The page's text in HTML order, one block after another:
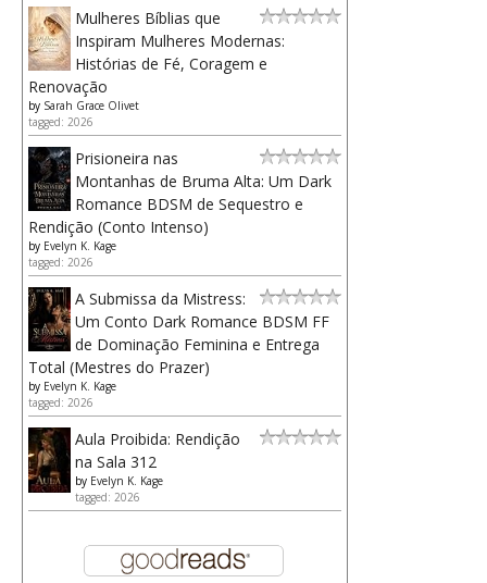
Mulheres Bíblias que
Inspiram Mulheres Modernas:
Histórias de Fé, Coragem e
Renovação
by Sarah Grace Olivet
tagged: 2026
Prisioneira nas
Montanhas de Bruma Alta: Um Dark
Romance BDSM de Sequestro e
Rendição (Conto Intenso)
by Evelyn K. Kage
tagged: 2026
A Submissa da Mistress:
Um Conto Dark Romance BDSM FF
de Dominação Feminina e Entrega
Total (Mestres do Prazer)
by Evelyn K. Kage
tagged: 2026
Aula Proibida: Rendição
na Sala 312
by Evelyn K. Kage
tagged: 2026